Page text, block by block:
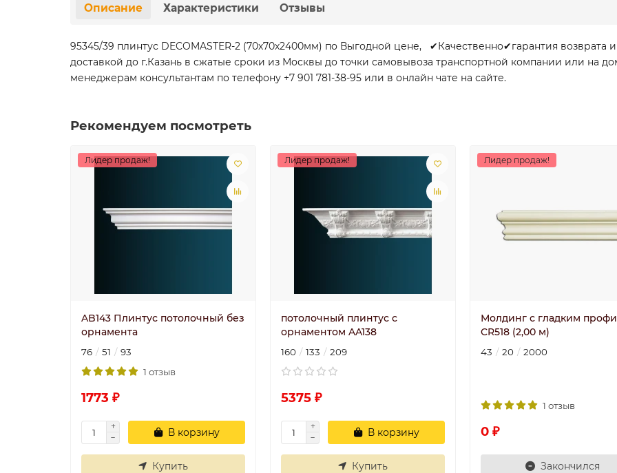
Описание Характеристики Отзывы
95345/39 плинтус DECOMASTER-2 (70х70х2400мм) по Выгодной цене, ✔Качественно✔гарантия
доставкой до г.Казань в сжатые сроки из Москвы до точки самовывоза транспортной компании или на
менеджерам консультантам по телефону +7 901 781-38-95 или в онлайн чате на сайте.
Рекомендуем посмотреть
Лидер продаж!
AB143 Плинтус потолочный без
орнамента
76 51
93
1 отзыв
1773 ₽
В корзину
Купить
Лидер продаж!
потолочный плинтус с
орнаментом AA138
160 133 209
5375 ₽
В корзину
Купить
Лидер продаж!
Молдинг с гладким
CR518 (2,00 м)
43 20 2000
1 отзыв
0 ₽
Закончился